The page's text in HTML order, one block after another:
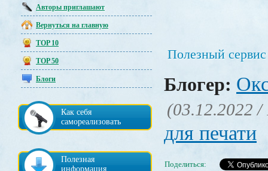
Авторы приглашают
Вернуться на главную
TOP 10
TOP 50
Блоги
Как себя
самореализовать
Полезная
информация
Полезный
Блогер:
(03.12.2022 /
для печати
Поделиться: